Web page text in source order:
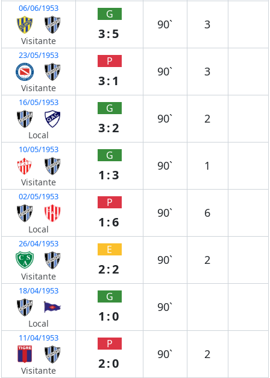
06/06/1953
Visitante
G
3:5
90` 3
23/05/1953
Visitante
P
3:1
90` 3
16/05/1953
Local
G
3:2
90` 2
10/05/1953
Visitante
G
1:3
90` 1
02/05/1953
Local
P
1:6
90` 6
26/04/1953
Visitante
E
2:2
90` 2
18/04/1953
Local
G
1:0
90`
11/04/1953
Visitante
P
2:0
90` 2